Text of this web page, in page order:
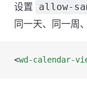
设置 allow-
同一天、同一周
<wd-calendar-